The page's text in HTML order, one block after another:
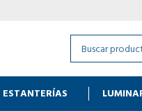
ESTANTERÍAS